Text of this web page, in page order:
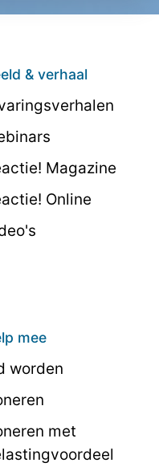
& verhaal
Magazine
Online
mee
worden
met